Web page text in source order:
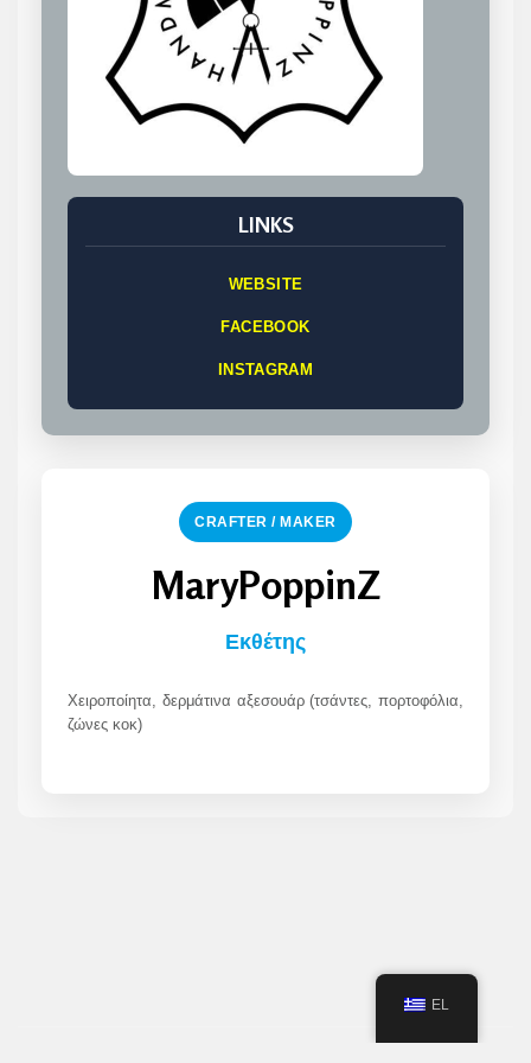
LINKS
WEBSITE
FACEBOOK
INSTAGRAM
CRAFTER / MAKER
MaryPoppinZ
Εκθέτης
Χειροποίητα, δερμάτινα αξεσουάρ (τσάντες, πορτοφόλια,
ζώνες κοκ)
EL